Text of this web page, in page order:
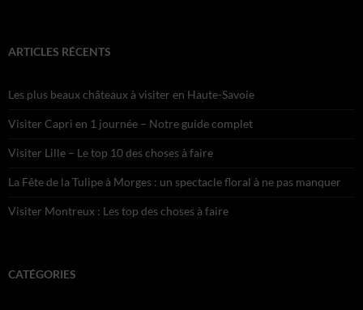
ARTICLES RÉCENTS
Les plus beaux châteaux à visiter en Haute-Savoie
Visiter Capri en 1 journée – Notre guide complet
Visiter Lille – Le top 10 des choses à faire
La Fête de la Tulipe à Morges : un spectacle floral à ne pas manquer
Visiter Montreux : Les top des choses à faire
CATÉGORIES